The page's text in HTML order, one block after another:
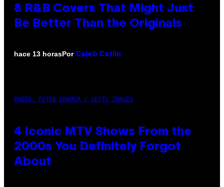
8 R&B Covers That Might Just
Be Better Than the Originals
hace 13 horasPor Caleb Catlin
PHOTO: PETER KRAMER / GETTY IMAGES
4 Iconic MTV Shows From the
2000s You Definitely Forgot
About